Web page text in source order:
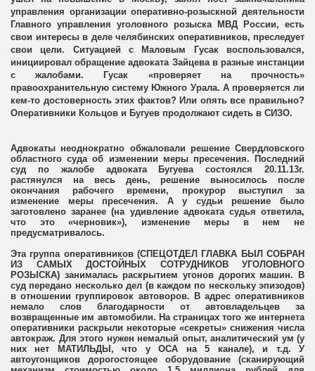
управления организации оперативно-розыскной деятельности
Главного управления уголовного розыска МВД России, есть
свои интересы в деле челябинских оперативников, преследует
свои цели. Ситуацией с Маловым Гусак воспользовался,
инициировал обращение адвоката Зайцева в разные инстанции
с жалобами. Гусак «проверяет на прочность»
правоохранительную систему Южного Урала. А проверяется ли
кем-то достоверность этих фактов? Или опять все правильно?
Оперативники Кольцов и Бугуев продолжают сидеть в СИЗО.
Адвокаты неоднократно обжаловали решение Свердловского
областного суда об изменении меры пресечения. Последний
суд по жалобе адвоката Бугуева состоялся 20.11.13г.
растянулся на весь день, решение выносилось после
окончания рабочего времени, прокурор выступил за
изменение меры пресечения. А у судьи решение было
заготовлено заранее (на удивление адвоката судья ответила,
что это «черновик»), изменение меры в нем не
предусматривалось.
Эта группа оперативников (СПЕЦОТДЕЛ ГЛАВКА БЫЛ СОБРАН
ИЗ САМЫХ ДОСТОЙНЫХ СОТРУДНИКОВ УГОЛОВНОГО
РОЗЫСКА) занималась раскрытием угонов дорогих машин. В
суд передано несколько дел (в каждом по нескольку эпизодов)
в отношении группировок автоворов. В адрес оперативников
немало слов благодарности от автовладельцев за
возвращенные им автомобили. На страницах того же интернета
оперативники раскрыли некоторые «секреты» снижения числа
автокраж. Для этого нужен немалый опыт, аналитический ум (у
них нет МАТИЛЬДЫ, что у ОСА на 5 канале), и т.д. У
автоугонщиков дорогостоящее оборудование (сканирующий